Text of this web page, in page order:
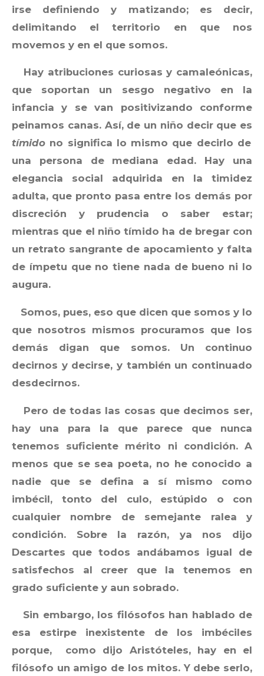
irse definiendo y matizando; es decir,
delimitando el territorio en que nos
movemos y en el que somos.
Hay atribuciones curiosas y camaleónicas,
que soportan un sesgo negativo en la
infancia y se van positivizando conforme
peinamos canas. Así, de un niño decir que es
tímido no significa lo mismo que decirlo de
una persona de mediana edad. Hay una
elegancia social adquirida en la timidez
adulta, que pronto pasa entre los demás por
discreción y prudencia o saber estar;
mientras que el niño tímido ha de bregar con
un retrato sangrante de apocamiento y falta
de ímpetu que no tiene nada de bueno ni lo
augura.
Somos, pues, eso que dicen que somos y lo
que nosotros mismos procuramos que los
demás digan que somos. Un continuo
decirnos y decirse, y también un continuado
desdecirnos.
Pero de todas las cosas que decimos ser,
hay una para la que parece que nunca
tenemos suficiente mérito ni condición. A
menos que se sea poeta, no he conocido a
nadie que se defina a sí mismo como
imbécil, tonto del culo, estúpido o con
cualquier nombre de semejante ralea y
condición. Sobre la razón, ya nos dijo
Descartes que todos andábamos igual de
satisfechos al creer que la tenemos en
grado suficiente y aun sobrado.
Sin embargo, los filósofos han hablado de
esa estirpe inexistente de los imbéciles
porque, como dijo Aristóteles, hay en el
filósofo un amigo de los mitos. Y debe serlo,